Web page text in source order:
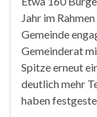
Jahr im
Gemeinde
Gemeinderat
Spitze erneut
deutlich mehr
haben